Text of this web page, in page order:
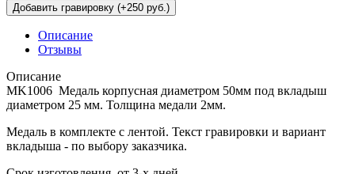
Добавить гравировку (+250 руб.)
Описание
Отзывы
Описание
MK1006 Медаль корпусная диаметром 50мм под вкладыш
диаметром 25 мм. Толщина медали 2мм.
Медаль в комплекте с лентой. Текст гравировки и вариант
вкладыша - по выбору заказчика.